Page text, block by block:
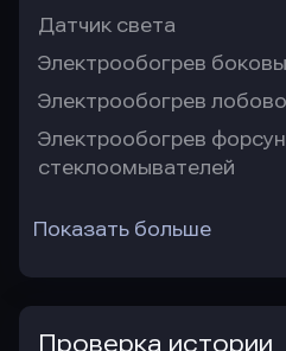
Датчик света
Электрообогрев
Электрообогрев
Электрообогрев
стеклоомывателей
Показать больше
Проверка истории